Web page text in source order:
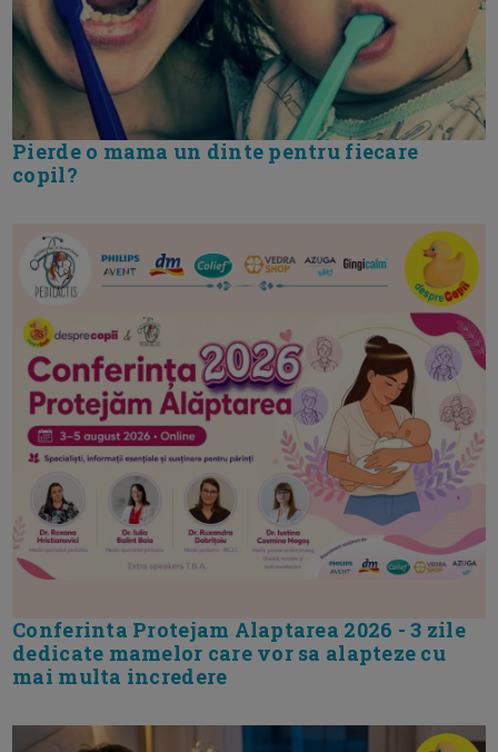
Pierde o mama un dinte pentru fiecare
copil?
Conferinta Protejam Alaptarea 2026 - 3 zile
dedicate mamelor care vor sa alapteze cu
mai multa incredere